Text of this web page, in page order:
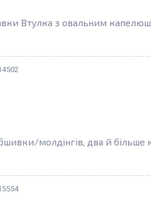
Втулка з овальним
молдінгів, два й